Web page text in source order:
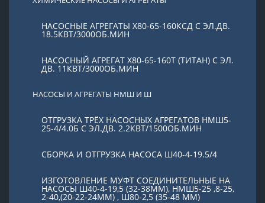
НАСОСНЫЕ АГРЕГАТЫ Х80-65-160КСД С ЭЛ.ДВ.
18.5КВТ/3000ОБ.МИН
НАСОСНЫЙ АГРЕГАТ Х80-65-160Т (ТИТАН) С ЭЛ.
ДВ. 11КВТ/3000ОБ.МИН
НАСОСЫ И АГРЕГАТЫ НМШ И Ш
ОТГРУЗКА ТРЁХ НАСОСНЫХ АГРЕГАТОВ НМШ5-
25-4/4.0Б С ЭЛ.ДВ. 2.2КВТ/1500ОБ.МИН
СБОРКА И ОТГРУЗКА НАСОСА Ш40-4-19.5/4
ИЗГОТОВЛЕНИЕ МУФТ СОЕДИНИТЕЛЬНЫЕ НА
НАСОСЫ Ш40-4-19,5 (32-38ММ), НМШ5-25 ,8-25,
2-40,(20-22-24ММ) , Ш80-2,5 (35-48 ММ)